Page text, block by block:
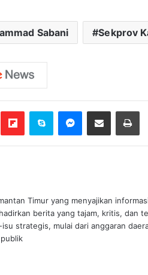
Sabani Sekprov
FlipboardSkype Messenger
Bagikan melalui Email
Timur yang menyajikan
berita yang tajam, kritis, dan
strategis, mulai dari anggaran